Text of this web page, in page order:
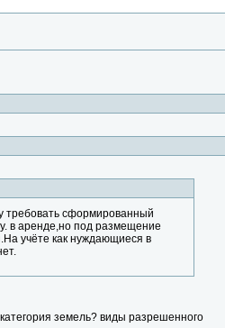
требовать сформированный
в аренде,но под размещение
учёте как нуждающиеся в
земель? виды разрешенного